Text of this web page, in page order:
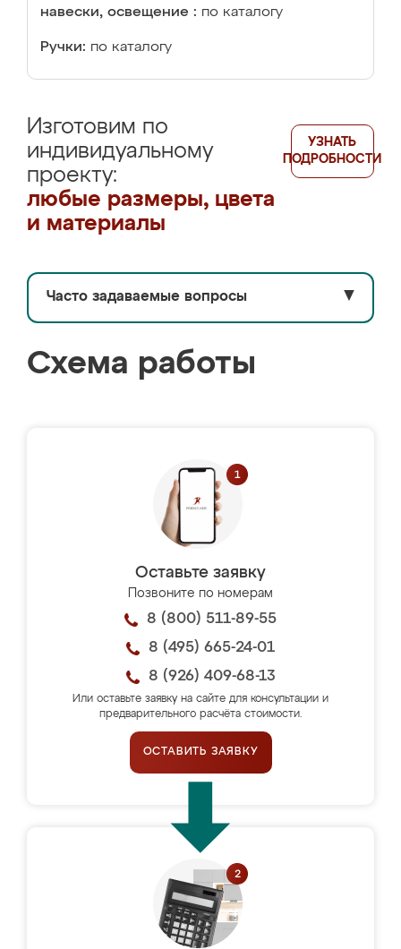
навески, освещение : по каталогу
Ручки: по каталогу
Изготовим по
индивидуальному
проекту:
любые размеры, цвета
и материалы
УЗНАТЬ
ПОДРОБНОСТИ
Часто задаваемые вопросы ▼
Схема работы
Оставьте заявку
Позвоните по номерам
8 (800) 511-89-55
8 (495) 665-24-01
8 (926) 409-68-13
Или оставьте заявку на сайте для консультации и
предварительного расчёта стоимости.
ОСТАВИТЬ ЗАЯВКУ